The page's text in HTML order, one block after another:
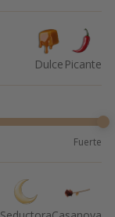
Dulce Picante
Fuerte